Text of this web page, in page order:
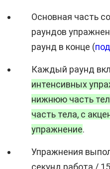
Основная часть
раундов
раунд в конце (
Каждый раунд
интенсивных
нижнюю часть
часть тела, с
упражнение.
Упражнения
секунд работа /